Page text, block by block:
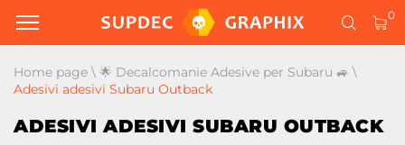
0
Home page \ 🌟 Decalcomanie Adesive per Subaru 🚙 \
Adesivi adesivi Subaru Outback
ADESIVI ADESIVI SUBARU OUTBACK